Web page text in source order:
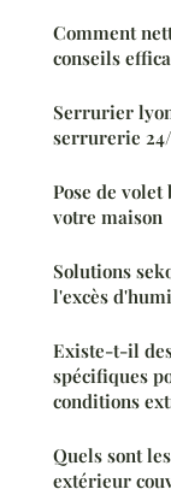
Comment
conseils
Serrurier
serrurerie
Pose de
votre maison
Solutions
l'excès
Existe-t-il
spécifiques
conditions
Quels sont
extérieur